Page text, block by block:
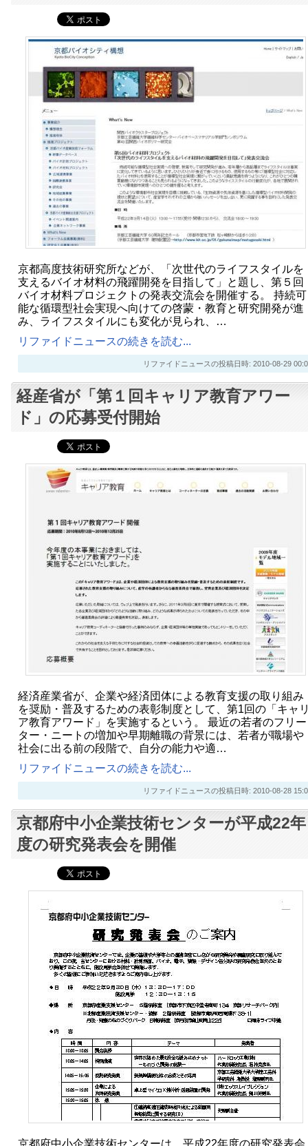
京都高度技術研究所などが、「次世代のライフスタイルを
支えるバイオ材料の飛躍開発を目指して」と題し、第５回
バイオ材料プロジェクトの発表交流会を開催する。 持続可
能な循環型社会実現へ向けての啓蒙・教育と研究開発が進
み、ライフスタイルにも変化が見られ、…
リファイドニュースの続きを読む...
リファイドニュースの投稿日時: 2010-08-29
経産省が「第１回キャリア教育アワー
ド」の応募受付開始
経済産業省が、企業や経済団体による教育支援の取り組み
を奨励・普及するための表彰制度として、第1回の「キャ
ア教育アワード」を実施するという。 最近の若者のフリー
ター・ニートの増加や早期離職の背景には、若者が職場や
社会に出る前の段階で、自分の能力や適…
リファイドニュースの続きを読む...
リファイドニュースの投稿日時: 2010-08-28
京都府中小企業技術センターが平成22年
度の研究発表会を開催
京都府中小企業技術センターは、平成22年度の研究発表会